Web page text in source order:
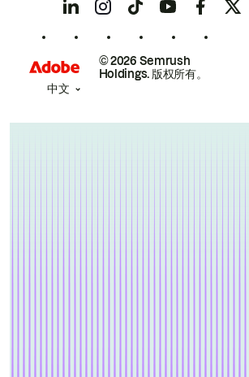
© 2026 Semrush
Holdings. 版权所有。
中文